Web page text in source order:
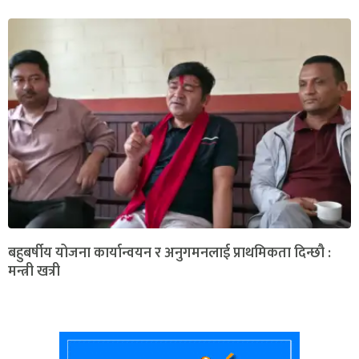
बहुबर्षीय योजना कार्यान्वयन र अनुगमनलाई प्राथमिकता दिन्छौ :
मन्त्री खत्री